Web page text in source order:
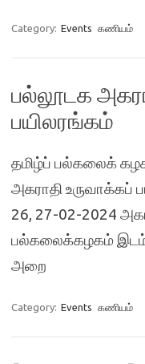
Category: Events கணியம்
பல்லூடக
பயிலரங்கம்
தமிழ்ப் பல்கலைக்
அகராதி உருவாக்கப்
26, 27-02-2024
பல்கலைக்கழகம் இடம்
அறை
Category: Events கணியம்